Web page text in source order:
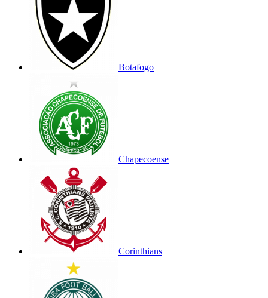
Botafogo
Chapecoense
Corinthians